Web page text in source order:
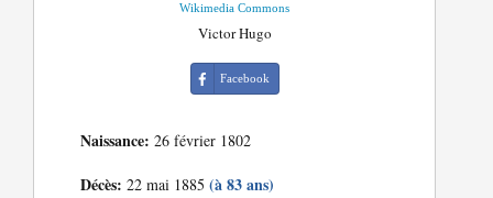
Wikimedia Commons
Victor Hugo
Facebook
Naissance: 26 février 1802
Décès: 22 mai 1885(à 83 ans)